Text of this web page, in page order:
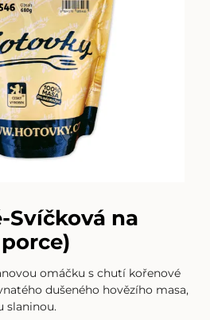
Svíčková na
omáčku s chutí kořenové
dušeného hovězího masa,
slaninou.